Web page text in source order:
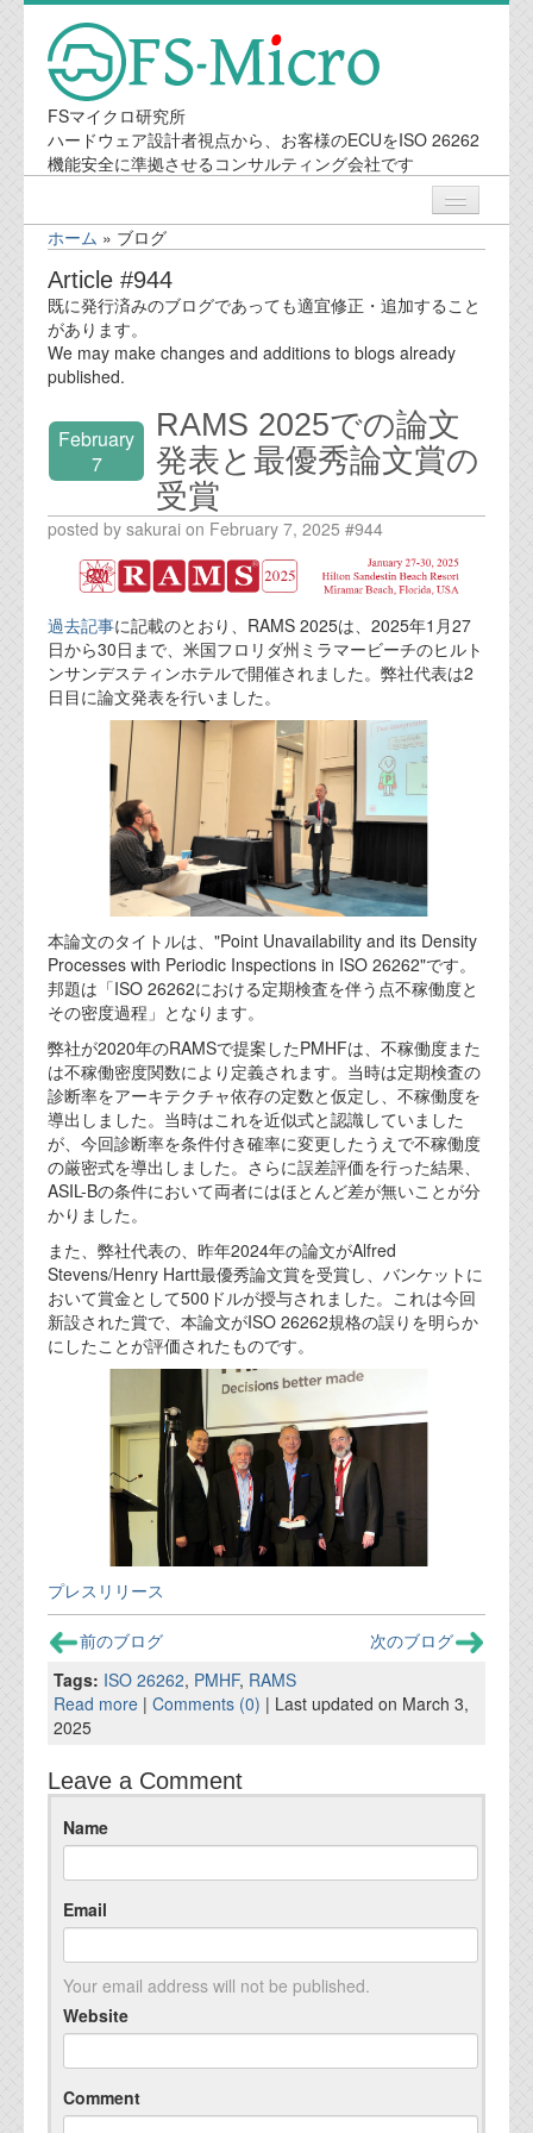
FSマイクロ研究所
ハードウェア設計者視点から、お客様のECUをISO 26262
機能安全に準拠させるコンサルティング会社です
ニュース
業務内容
会社案内
実績
ブログ
機能安全ブログ
設計ブログ
テクノロジ
ブログテーマ
技術文書
ご希望の方は、お問い合わせページから
資料閲覧パスワードをお問い合わせ頂き
ログインをお願い致します。アカウント
名は"opendocument"です。
機能安全用語集
設計用語集
オンラインショップ
お問い合わせ
お問い合わせフォーム
ホーム » ブログ
Article #944
既に発行済みのブログであっても適宜修正・追加すること
があります。
We may make changes and additions to blogs already
published.
February
7
RAMS 2025での論文
発表と最優秀論文賞の
受賞
posted by sakurai on February 7, 2025 #944
過去記事に記載のとおり、RAMS 2025は、2025年1月27
日から30日まで、米国フロリダ州ミラマービーチのヒルト
ンサンデスティンホテルで開催されました。弊社代表は2
日目に論文発表を行いました。
本論文のタイトルは、"Point Unavailability and its Density
Processes with Periodic Inspections in ISO 26262"です。
邦題は「ISO 26262における定期検査を伴う点不稼働度と
その密度過程」となります。
弊社が2020年のRAMSで提案したPMHFは、不稼働度また
は不稼働密度関数により定義されます。当時は定期検査の
診断率をアーキテクチャ依存の定数と仮定し、不稼働度を
導出しました。当時はこれを近似式と認識していました
が、今回診断率を条件付き確率に変更したうえで不稼働度
の厳密式を導出しました。さらに誤差評価を行った結果、
ASIL-Bの条件において両者にはほとんど差が無いことが分
かりました。
また、弊社代表の、昨年2024年の論文がAlfred
Stevens/Henry Hartt最優秀論文賞を受賞し、バンケットに
おいて賞金として500ドルが授与されました。これは今回
新設された賞で、本論文がISO 26262規格の誤りを明らか
にしたことが評価されたものです。
プレスリリース
前のブログ
次のブログ
Tags: ISO 26262, PMHF, RAMS
Read more | Comments (0) | Last updated on March 3,
2025
Leave a Comment
Name
Email
Your email address will not be published.
Website
Comment